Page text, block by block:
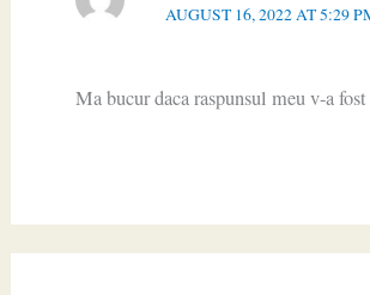
AUGUST 16, 2022 AT 5:29
Ma bucur daca raspunsul meu v-a